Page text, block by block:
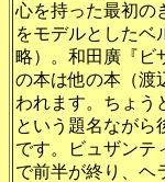
心を持った最初の
をモデルとしたベ
略）。和田廣『ビ
の本は他の本（渡
われます。ちょう
という題名ながら
です。ビュザンテ
で前半が終り、ヘ